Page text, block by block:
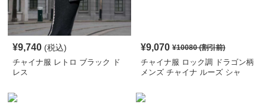
¥9,740 (税込)
チャイナ服 レトロ ブラック ド
レス
¥9,070 ¥10080(割引前)
チャイナ服 ロック調 ドラゴン柄
メンズ チャイナ ルーズ シャ